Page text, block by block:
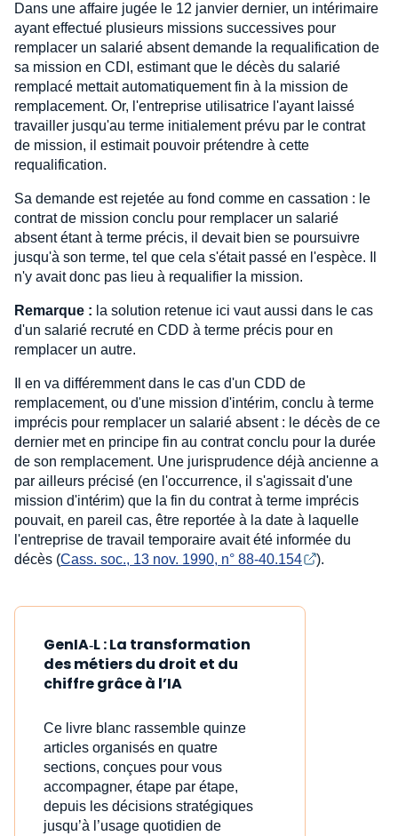
Dans une affaire jugée le 12 janvier dernier, un intérimaire
ayant effectué plusieurs missions successives pour
remplacer un salarié absent demande la requalification de
sa mission en CDI, estimant que le décès du salarié
remplacé mettait automatiquement fin à la mission de
remplacement. Or, l'entreprise utilisatrice l'ayant laissé
travailler jusqu'au terme initialement prévu par le contrat
de mission, il estimait pouvoir prétendre à cette
requalification.
Sa demande est rejetée au fond comme en cassation : le
contrat de mission conclu pour remplacer un salarié
absent étant à terme précis, il devait bien se poursuivre
jusqu'à son terme, tel que cela s'était passé en l'espèce. Il
n'y avait donc pas lieu à requalifier la mission.
Remarque : la solution retenue ici vaut aussi dans le cas
d'un salarié recruté en CDD à terme précis pour en
remplacer un autre.
Il en va différemment dans le cas d'un CDD de
remplacement, ou d'une mission d'intérim, conclu à terme
imprécis pour remplacer un salarié absent : le décès de ce
dernier met en principe fin au contrat conclu pour la durée
de son remplacement. Une jurisprudence déjà ancienne a
par ailleurs précisé (en l'occurrence, il s'agissait d'une
mission d'intérim) que la fin du contrat à terme imprécis
pouvait, en pareil cas, être reportée à la date à laquelle
l'entreprise de travail temporaire avait été informée du
décès (Cass. soc., 13 nov. 1990, n° 88-40.154 ).
GenIA‑L : La transformation
des métiers du droit et du
chiffre grâce à l’IA
Ce livre blanc rassemble quinze
articles organisés en quatre
sections, conçues pour vous
accompagner, étape par étape,
depuis les décisions stratégiques
jusqu’à l’usage quotidien de